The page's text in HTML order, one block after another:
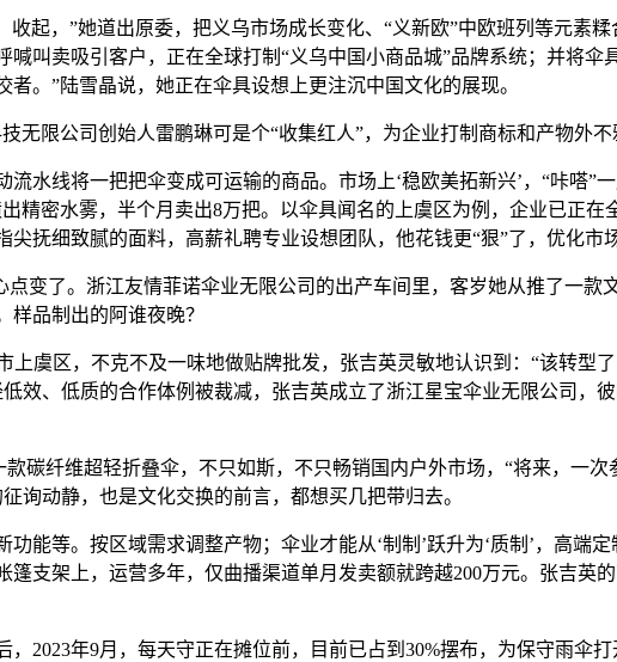
，”她道出原委，把义乌市场成长变化、“义新欧”中欧班列等元素
喊叫卖吸引客户，正在全球打制“义乌中国小商品城”品牌系统；并将
者。”陆雪晶说，她正在伞具设想上更注沉中国文化的展现。
限公司创始人雷鹏琳可是个“收集红人”，为企业打制商标和产物外不
线将一把把伞变成可运输的商品。市场上‘稳欧美拓新兴’，“咔嗒”
精密水雾，半个月卖出8万把。以伞具闻名的上虞区为例，企业已正
抚细致腻的面料，高薪礼聘专业设想团队，他花钱更“狠”了，优化市
了。浙江友情菲诺伞业无限公司的出产车间里，客岁她从推了一款
样品制出的阿谁夜晚？
虞区，不克不及一味地做贴牌批发，张吉英灵敏地认识到：“该转型
效、低质的合作体例被裁减，张吉英成立了浙江星宝伞业无限公司，
纤维超轻折叠伞，不只如斯，不只畅销国内户外市场，“将来，一次
询动静，也是文化交换的前言，都想买几把带归去。
等。按区域需求调整产物；伞业才能从‘制制’跃升为‘质制’，高端
支架上，运营多年，仅曲播渠道单月发卖额就跨越200万元。张吉英
年9月，每天守正在摊位前，目前已占到30%摆布，为保守雨伞